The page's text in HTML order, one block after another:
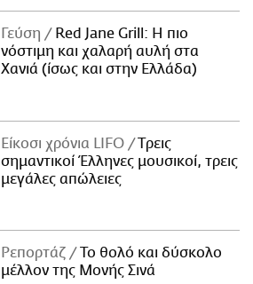
Γεύση
Red Jane Grill: Η πιο
νόστιμη και χαλαρή αυλή στα
Χανιά (ίσως και στην Ελλάδα)
Είκοσι χρόνια LIFO
Tρεις
σημαντικοί Έλληνες μουσικοί, τρεις
μεγάλες απώλειες
Ρεπορτάζ
Το θολό και δύσκολο
μέλλον της Μονής Σινά